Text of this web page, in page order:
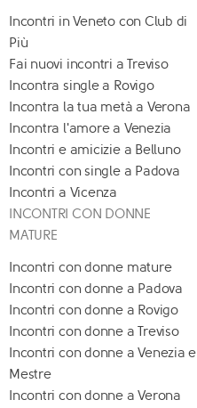
Incontri in Veneto con Club di
Più
Fai nuovi incontri a Treviso
Incontra single a Rovigo
Incontra la tua metà a Verona
Incontra l'amore a Venezia
Incontri e amicizie a Belluno
Incontri con single a Padova
Incontri a Vicenza
INCONTRI CON DONNE
MATURE
Incontri con donne mature
Incontri con donne a Padova
Incontri con donne a Rovigo
Incontri con donne a Treviso
Incontri con donne a Venezia e
Mestre
Incontri con donne a Verona